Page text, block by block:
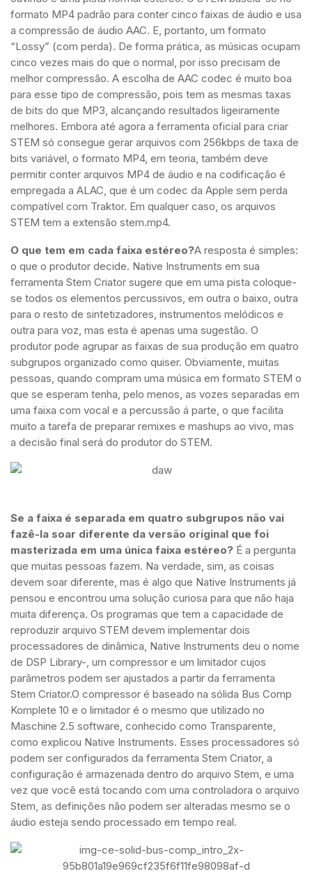
formato MP4 padrão para conter cinco faixas de áudio e usa
a compressão de áudio AAC. E, portanto, um formato
“Lossy” (com perda). De forma prática, as músicas ocupam
cinco vezes mais do que o normal, por isso precisam de
melhor compressão. A escolha de AAC codec é muito boa
para esse tipo de compressão, pois tem as mesmas taxas
de bits do que MP3, alcançando resultados ligeiramente
melhores. Embora até agora a ferramenta oficial para criar
STEM só consegue gerar arquivos com 256kbps de taxa de
bits variável, o formato MP4, em teoria, também deve
permitir conter arquivos MP4 de áudio e na codificação é
empregada a ALAC, que é um codec da Apple sem perda
compatível com Traktor. Em qualquer caso, os arquivos
STEM tem a extensão stem.mp4.
O que tem em cada faixa estéreo?A resposta é simples:
o que o produtor decide. Native Instruments em sua
ferramenta Stem Criator sugere que em uma pista coloque-
se todos os elementos percussivos, em outra o baixo, outra
para o resto de sintetizadores, instrumentos melódicos e
outra para voz, mas esta é apenas uma sugestão. O
produtor pode agrupar as faixas de sua produção em quatro
subgrupos organizado como quiser. Obviamente, muitas
pessoas, quando compram uma música em formato STEM o
que se esperam tenha, pelo menos, as vozes separadas em
uma faixa com vocal e a percussão á parte, o que facilita
muito a tarefa de preparar remixes e mashups ao vivo, mas
a decisão final será do produtor do STEM.
Se a faixa é separada em quatro subgrupos não vai
fazê-la soar diferente da versão original que foi
masterizada em uma única faixa estéreo? É a pergunta
que muitas pessoas fazem. Na verdade, sim, as coisas
devem soar diferente, mas é algo que Native Instruments já
pensou e encontrou uma solução curiosa para que não haja
muita diferença. Os programas que tem a capacidade de
reproduzir arquivo STEM devem implementar dois
processadores de dinâmica, Native Instruments deu o nome
de DSP Library-, um compressor e um limitador cujos
parâmetros podem ser ajustados a partir da ferramenta
Stem Criator.O compressor é baseado na sólida Bus Comp
Komplete 10 e o limitador é o mesmo que utilizado no
Maschine 2.5 software, conhecido como Transparente,
como explicou Native Instruments. Esses processadores só
podem ser configurados da ferramenta Stem Criator, a
configuração é armazenada dentro do arquivo Stem, e uma
vez que você está tocando com uma controladora o arquivo
Stem, as definições não podem ser alteradas mesmo se o
áudio esteja sendo processado em tempo real.